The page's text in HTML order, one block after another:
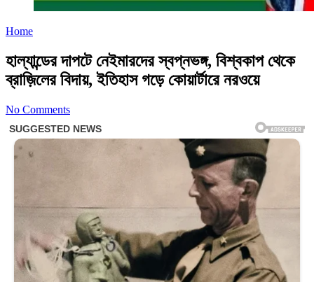
Home
হাল্যান্ডের দাপটে নেইমারদের স্বপ্নভঙ্গ, বিশ্বকাপ থেকে
ব্রাজ়িলের বিদায়, ইতিহাস গড়ে কোয়ার্টারে নরওয়ে
No Comments